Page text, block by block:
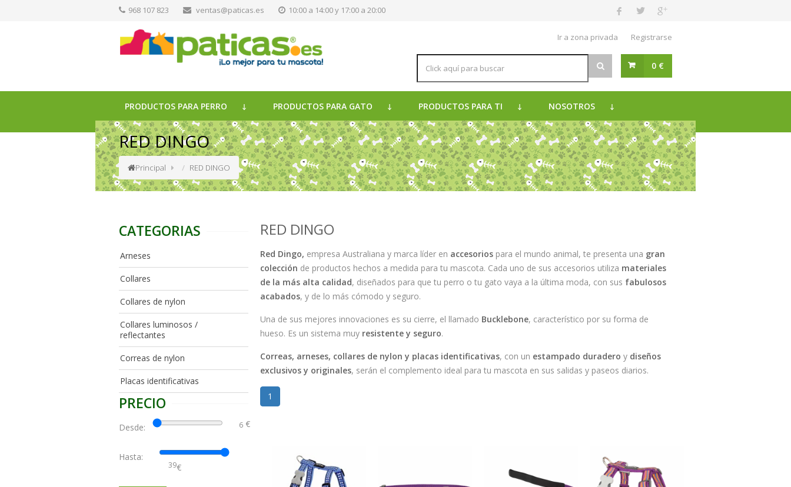
968 107 823 ventas@paticas.es 10:00 a 14:00 y 17:00 a 20:00
Ir a zona privada Registrarse
0 €
PRODUCTOS PARA PERRO PRODUCTOS PARA GATO PRODUCTOS PARA TI NOSOTROS
RED DINGO
Principal RED DINGO
CATEGORIAS
Arneses
Collares
Collares de nylon
Collares luminosos /
reflectantes
Correas de nylon
Placas identificativas
PRECIO
Desde: €
Hasta:
€
RED DINGO
Red Dingo, empresa Australiana y marca líder en accesorios para el mundo animal, te presenta una gran
colección de productos hechos a medida para tu mascota. Cada uno de sus accesorios utiliza materiales
de la más alta calidad, diseñados para que tu perro o tu gato vaya a la última moda, con sus fabulosos
acabados, y de lo más cómodo y seguro.
Una de sus mejores innovaciones es su cierre, el llamado Bucklebone, característico por su forma de
hueso. Es un sistema muy resistente y seguro.
Correas, arneses, collares de nylon y placas identificativas, con un estampado duradero y diseños
exclusivos y originales, serán el complemento ideal para tu mascota en sus salidas y paseos diarios.
1